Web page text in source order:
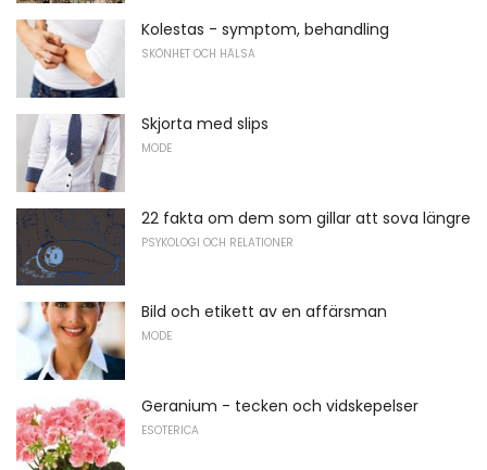
Kolestas - symptom, behandling
SKÖNHET OCH HÄLSA
Skjorta med slips
MODE
22 fakta om dem som gillar att sova längre
PSYKOLOGI OCH RELATIONER
Bild och etikett av en affärsman
MODE
Geranium - tecken och vidskepelser
ESOTERICA